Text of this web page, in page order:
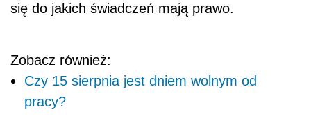
się do jakich świadczeń mają prawo.
Zobacz również:
Czy 15 sierpnia jest dniem wolnym od
pracy?